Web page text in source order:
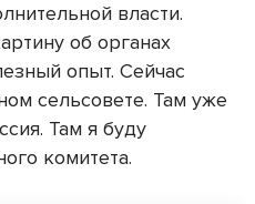
власти.
об органах
опыт. Сейчас
сельсовете. Там уже
Там я буду
комитета.